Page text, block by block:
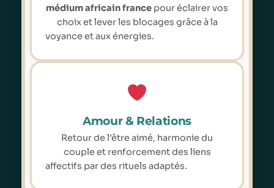
médium africain france pour éclairer vos
choix et lever les blocages grâce à la
voyance et aux énergies.
Amour & Relations
Retour de l’être aimé, harmonie du
couple et renforcement des liens
affectifs par des rituels adaptés.